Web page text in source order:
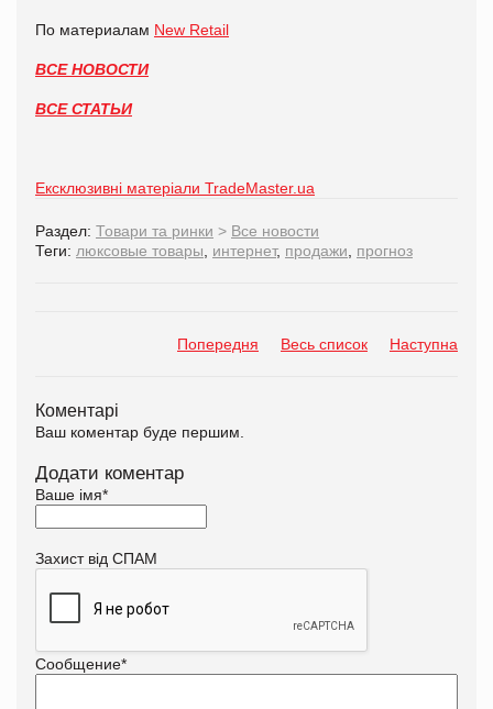
По материалам New Retail
ВСЕ НОВОСТИ
ВСЕ СТАТЬИ
Ексклюзивні матеріали TradeMaster.ua
Раздел: Товари та ринки > Все новости
Теги: люксовые товары интернет, продажи прогноз
Попередня Весь список Наступна
Коментарі
Ваш коментар буде першим.
Додати коментар
Ваше імя*
Захист від СПАМ
Сообщение*